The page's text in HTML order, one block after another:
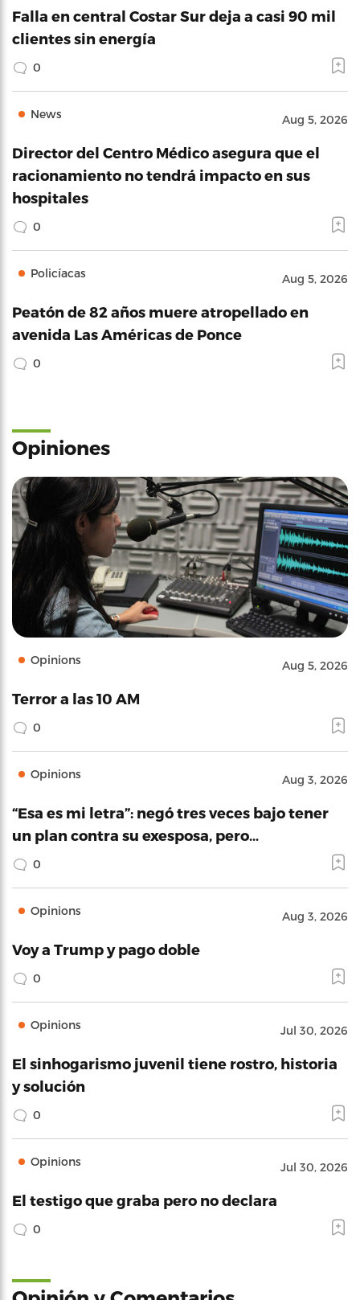
Falla en central Costar Sur deja a casi 90 mil
clientes sin energía
0
News Aug 5, 2026
Director del Centro Médico asegura que el
racionamiento no tendrá impacto en sus
hospitales
0
Policíacas Aug 5, 2026
Peatón de 82 años muere atropellado en
avenida Las Américas de Ponce
0
Opiniones
Opinions Aug 5, 2026
Terror a las 10 AM
0
Opinions Aug 3, 2026
“Esa es mi letra”: negó tres veces bajo tener
un plan contra su exesposa, pero…
0
Opinions Aug 3, 2026
Voy a Trump y pago doble
0
Opinions Jul 30, 2026
El sinhogarismo juvenil tiene rostro, historia
y solución
0
Opinions Jul 30, 2026
El testigo que graba pero no declara
0